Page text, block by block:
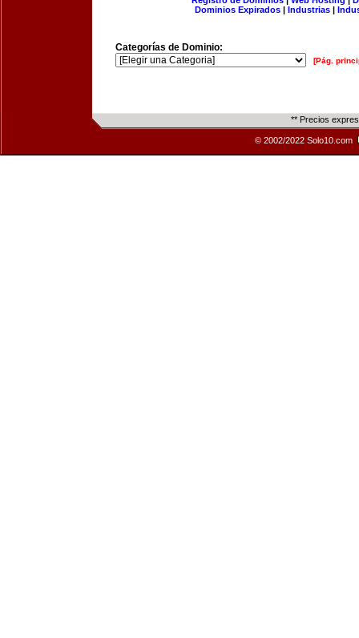
Dominios Expirados | Industrias |
Categorías de Dominio:
[Pág.
** Precios
© 2002/2022 Solo10.com